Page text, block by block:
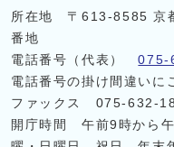
所在地 〒613-8585 京
番地
電話番号（代表）075-
電話番号の掛け間違いに
ファックス 075-632-
開庁時間 午前9時から